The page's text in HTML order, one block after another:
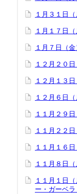
１月３１日
１月１７日
１月７日（
１２月２０
１２月１３
１２月６日
１１月２９
１１月２２
１１月１６
１１月８日
１１月１日
ー・ガーベラ